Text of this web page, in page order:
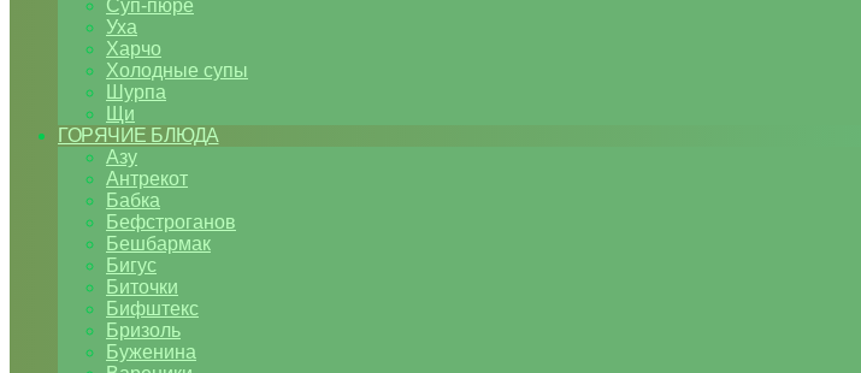
Суп-пюре
Уха
Харчо
Холодные супы
Шурпа
Щи
ГОРЯЧИЕ БЛЮДА
Азу
Антрекот
Бабка
Бефстроганов
Бешбармак
Бигус
Биточки
Бифштекс
Бризоль
Буженина